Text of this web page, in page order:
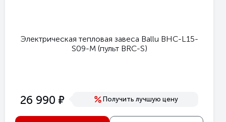
Электрическая тепловая завеса Ballu BHC-L15-
S09-M (пульт BRC-S)
26 990 е Получить лучшую цену